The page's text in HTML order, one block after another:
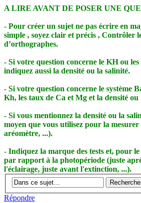
A LIRE AVANT DE POSER UNE
- Pour créer un sujet ne pas écrire en
simple , soyez clair et précis , Contrôler
d’orthographes.
- Si votre question concerne le KH ou
indiquez aussi la densité ou la salinité.
- Si votre question concerne le système
Kh, les taux de Ca et Mg et la densité ou
- Si vous mentionnez la densité ou la
moyen que vous utilisez pour la
aréomètre, ...).
- Indiquez la marque des tests et, pour
par rapport à la photopériode (juste
l'éclairage, juste avant l'extinction, ...).
Répondre